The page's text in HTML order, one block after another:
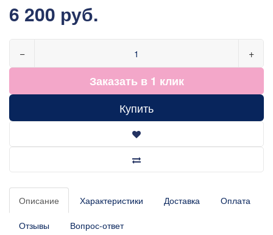
6 200 руб.
− +
Заказать в 1 клик
Купить
Описание Характеристики Доставка Оплата
Отзывы Вопрос-ответ